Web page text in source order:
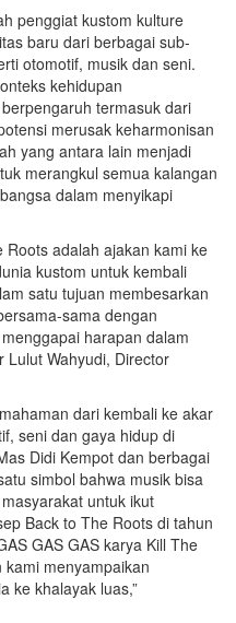
penggiat kustom kulture
baru dari berbagai sub-
otomotif, musik dan seni.
kehidupan
termasuk dari
merusak keharmonisan
yang antara lain menjadi
merangkul semua kalangan
dalam menyikapi
Roots adalah ajakan kami ke
kustom untuk kembali
satu tujuan membesarkan
sama dengan
harapan dalam
Lulut Wahyudi, Director
dari kembali ke akar
seni dan gaya hidup di
Didi Kempot dan berbagai
simbol bahwa musik bisa
untuk ikut
Back to The Roots di tahun
GAS GAS karya Kill The
menyampaikan
ke khalayak luas,”